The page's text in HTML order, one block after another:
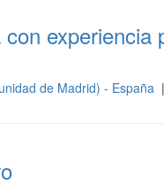
experiencia
de Madrid) - España